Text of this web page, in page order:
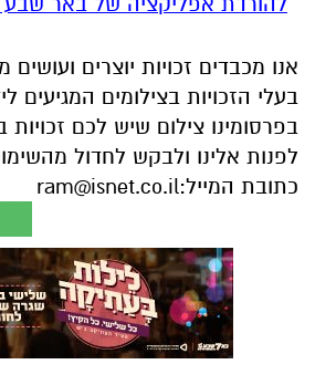
בפרסומינו צילום שיש לכם
כתובת המייל:ram@isnet.co.il
אולי יעניין אותך